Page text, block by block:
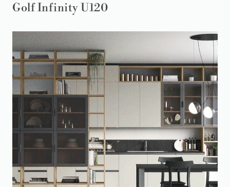
Golf Infinity U120